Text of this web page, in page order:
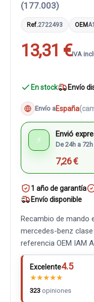
(177.003)
Ref.2722493 OEM
13,31 €IVA
En stock Envío
Envío aEspaña
⚡
Envió
De 24h a
7,26 €
1 año de garantía
Envío disponible
Recambio de mando
mercedes-benz
referencia OEM IAM
Excelente4.5
★★★★★
323 opiniones